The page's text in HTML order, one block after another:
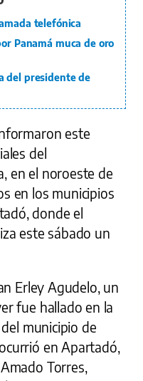
telefónica
Panamá muca de oro
del presidente de
este
del
en el noroeste de
en los municipios
donde el
este sábado un
Erley Agudelo, un
fue hallado en la
municipio de
en Apartadó,
Torres,